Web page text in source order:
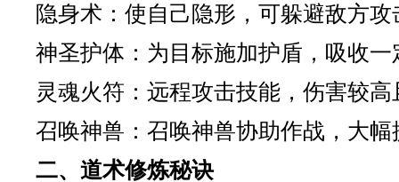
隐身术：使自己隐形，可躲避敌方
神圣护体：为目标施加护盾，吸收一
灵魂火符：远程攻击技能，伤害较
召唤神兽：召唤神兽协助作战，大
二、道术修炼秘诀